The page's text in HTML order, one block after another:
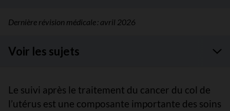
Dernière révision médicale : avril 2026
Voir les sujets
Le suivi après le traitement du cancer du col de
l’utérus est une composante importante des soins